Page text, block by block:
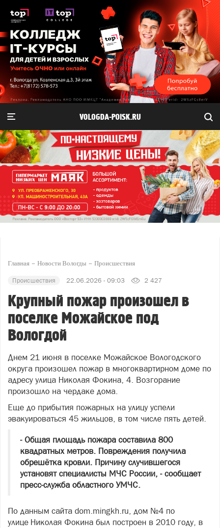
VOLOGDA-POISK.RU
Главная Новости Вологды Происшествия
Происшествия 22.06.2026 - 09:03 2 427
Крупный пожар произошел в
поселке Можайское под
Вологдой
Днем 21 июня в поселке Можайское Вологодского
округа произошел пожар в многоквартирном доме по
адресу улица Николая Фокина, 4. Возгорание
произошло на чердаке дома.
Еще до прибытия пожарных на улицу успели
эвакуироваться 45 жильцов, в том числе пять детей.
- Общая площадь пожара составила 800
квадратных метров. Повреждения получила
обрешётка кровли. Причину случившегося
установят специалисты МЧС России, - сообщает
пресс-служба областного УМЧС.
По данным сайта dom.mingkh.ru, дом №4 по
улице Николая Фокина был построен в 2010 году, в